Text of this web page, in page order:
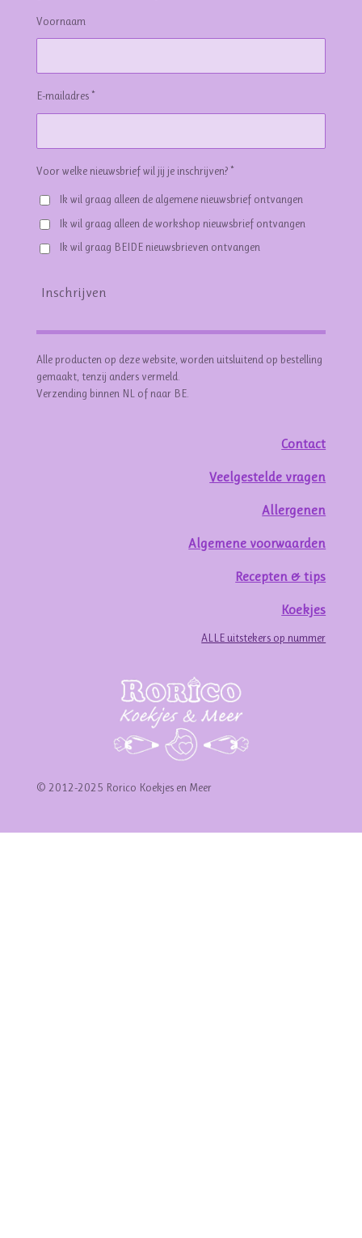
Voornaam
E-mailadres *
Voor welke nieuwsbrief wil jij je inschrijven? *
Ik wil graag alleen de algemene nieuwsbrief ontvangen
Ik wil graag alleen de workshop nieuwsbrief ontvangen
Ik wil graag BEIDE nieuwsbrieven ontvangen
Inschrijven
Alle producten op deze website, worden uitsluitend op bestelling
gemaakt, tenzij anders vermeld.
Verzending binnen NL of naar BE.
Contact
Veelgestelde vragen
Allergenen
Algemene voorwaarden
Recepten & tips
Koekjes
ALLE uitstekers op nummer
© 2012-2025 Rorico Koekjes en Meer